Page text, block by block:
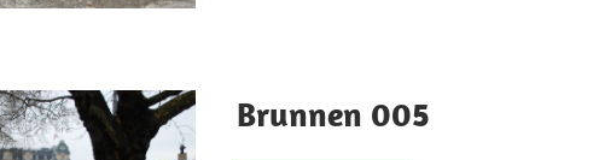
Brunnen 005